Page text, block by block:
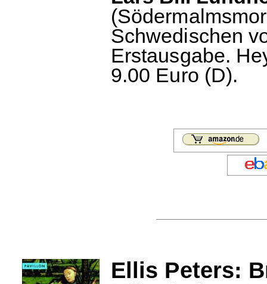
Schwedischen
Erstausgabe.
9.00 Euro (D).
Ellis Peters: